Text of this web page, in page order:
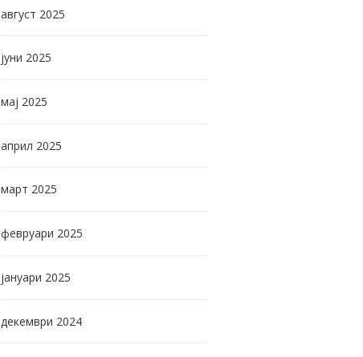
август 2025
јуни 2025
мај 2025
април 2025
март 2025
февруари 2025
јануари 2025
декември 2024